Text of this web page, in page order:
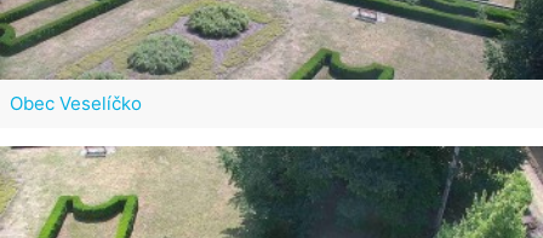
Obec Veselíčko